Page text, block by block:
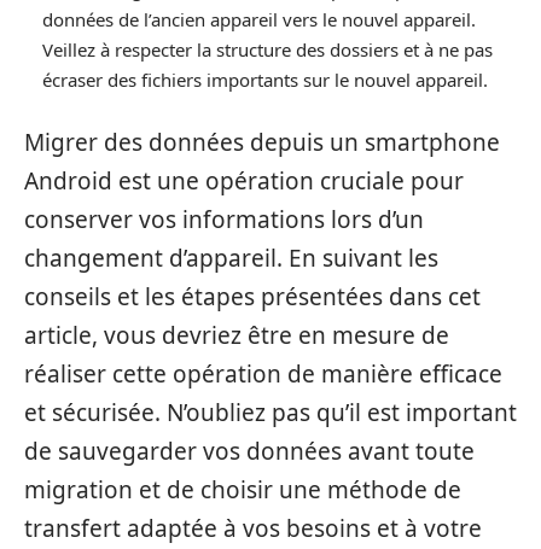
données de l’ancien appareil vers le nouvel appareil.
Veillez à respecter la structure des dossiers et à ne pas
écraser des fichiers importants sur le nouvel appareil.
Migrer des données depuis un smartphone
Android est une opération cruciale pour
conserver vos informations lors d’un
changement d’appareil. En suivant les
conseils et les étapes présentées dans cet
article, vous devriez être en mesure de
réaliser cette opération de manière efficace
et sécurisée. N’oubliez pas qu’il est important
de sauvegarder vos données avant toute
migration et de choisir une méthode de
transfert adaptée à vos besoins et à votre